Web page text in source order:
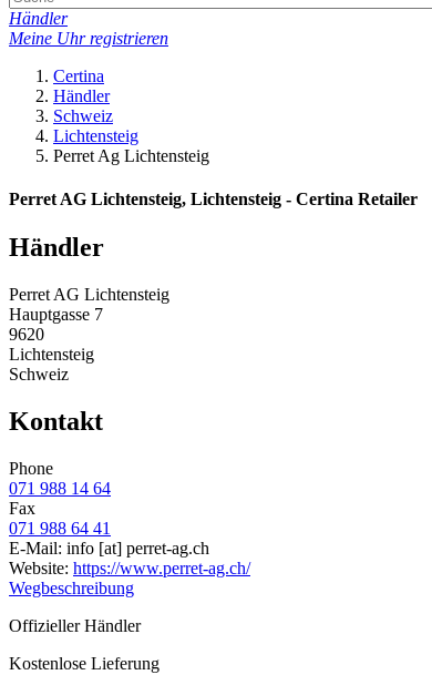
Händler
Meine Uhr registrieren
Certina
Händler
Schweiz
Lichtensteig
Perret Ag Lichtensteig
Perret AG Lichtensteig, Lichtensteig - Certina Retailer
Händler
Perret AG Lichtensteig
Hauptgasse 7
9620
Lichtensteig
Schweiz
Kontakt
Phone
071 988 14 64
Fax
071 988 64 41
E-Mail: info [at] perret-ag.ch
Website: https://www.perret-ag.ch/
Wegbeschreibung
Offizieller Händler
Kostenlose Lieferung